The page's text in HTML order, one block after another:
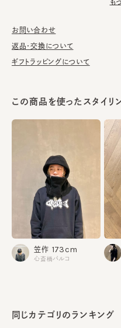
して、消臭・抗菌用のスプレー
お問い合わせ
返品・交換について
ギフトラッピングについて
同じカテゴリのランキング
この商品を使ったスタイリ
笠作 173cm
心斎橋パルコ